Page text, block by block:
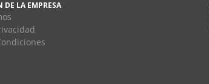
DE LA EMPRESA